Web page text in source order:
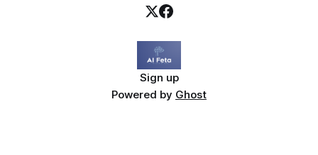
Sign up
Powered by Ghost